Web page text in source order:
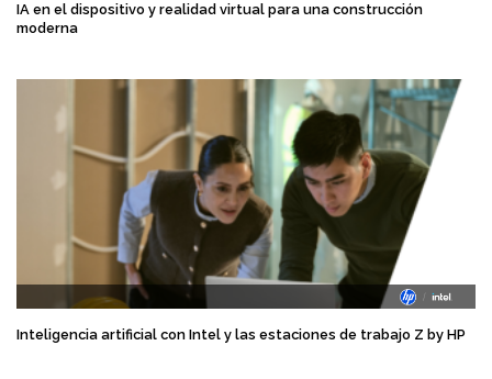
IA en el dispositivo y realidad virtual para una construcción
moderna
Inteligencia artificial con Intel y las estaciones de trabajo Z by HP